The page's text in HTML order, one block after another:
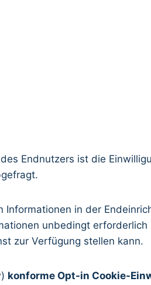
Endnutzers ist die
Informationen in der
unbedingt
zur Verfügung stellen kann.
konforme Opt-in Cookie-